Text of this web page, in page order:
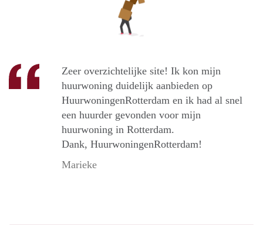
Zeer overzichtelijke site! Ik kon mijn
huurwoning duidelijk aanbieden op
HuurwoningenRotterdam en ik had al snel
een huurder gevonden voor mijn
huurwoning in Rotterdam.
Dank, HuurwoningenRotterdam!
Marieke